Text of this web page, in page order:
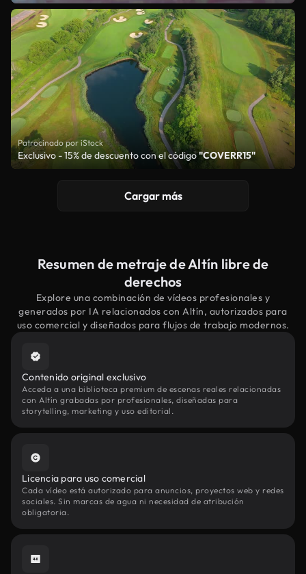
Patrocinado por iStock
Exclusivo - 15% de descuento con el código"COVERR15"
Cargar más
Resumen de metraje de Altín libre de
derechos
Explore una combinación de vídeos profesionales y
generados por IA relacionados con Altín, autorizados para
uso comercial y diseñados para flujos de trabajo modernos.
Contenido original exclusivo
Acceda a una biblioteca premium de escenas reales relacionadas
con Altín grabadas por profesionales, diseñadas para
storytelling, marketing y uso editorial.
Licencia para uso comercial
Cada vídeo está autorizado para anuncios, proyectos web y redes
sociales. Sin marcas de agua ni necesidad de atribución
obligatoria.